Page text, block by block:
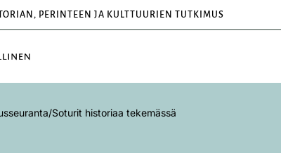
PERINTEEN JA KULTTUURIEN TUTKIMUS
/Soturit historiaa tekemässä